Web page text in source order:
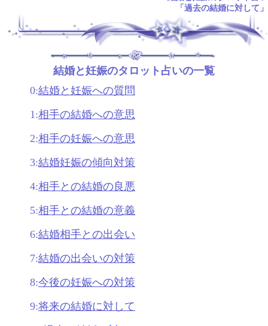
「過去の結婚に対して」
結婚と妊娠のタロット占いの一覧
0:結婚と妊娠への質問
1:相手の結婚への意思
2:相手の妊娠への意思
3:結婚妊娠の傾向対策
4:相手との結婚の良悪
5:相手との結婚の意義
6:結婚相手との出会い
7:結婚の出会いの対策
8:今後の妊娠への対策
9:将来の結婚に対して